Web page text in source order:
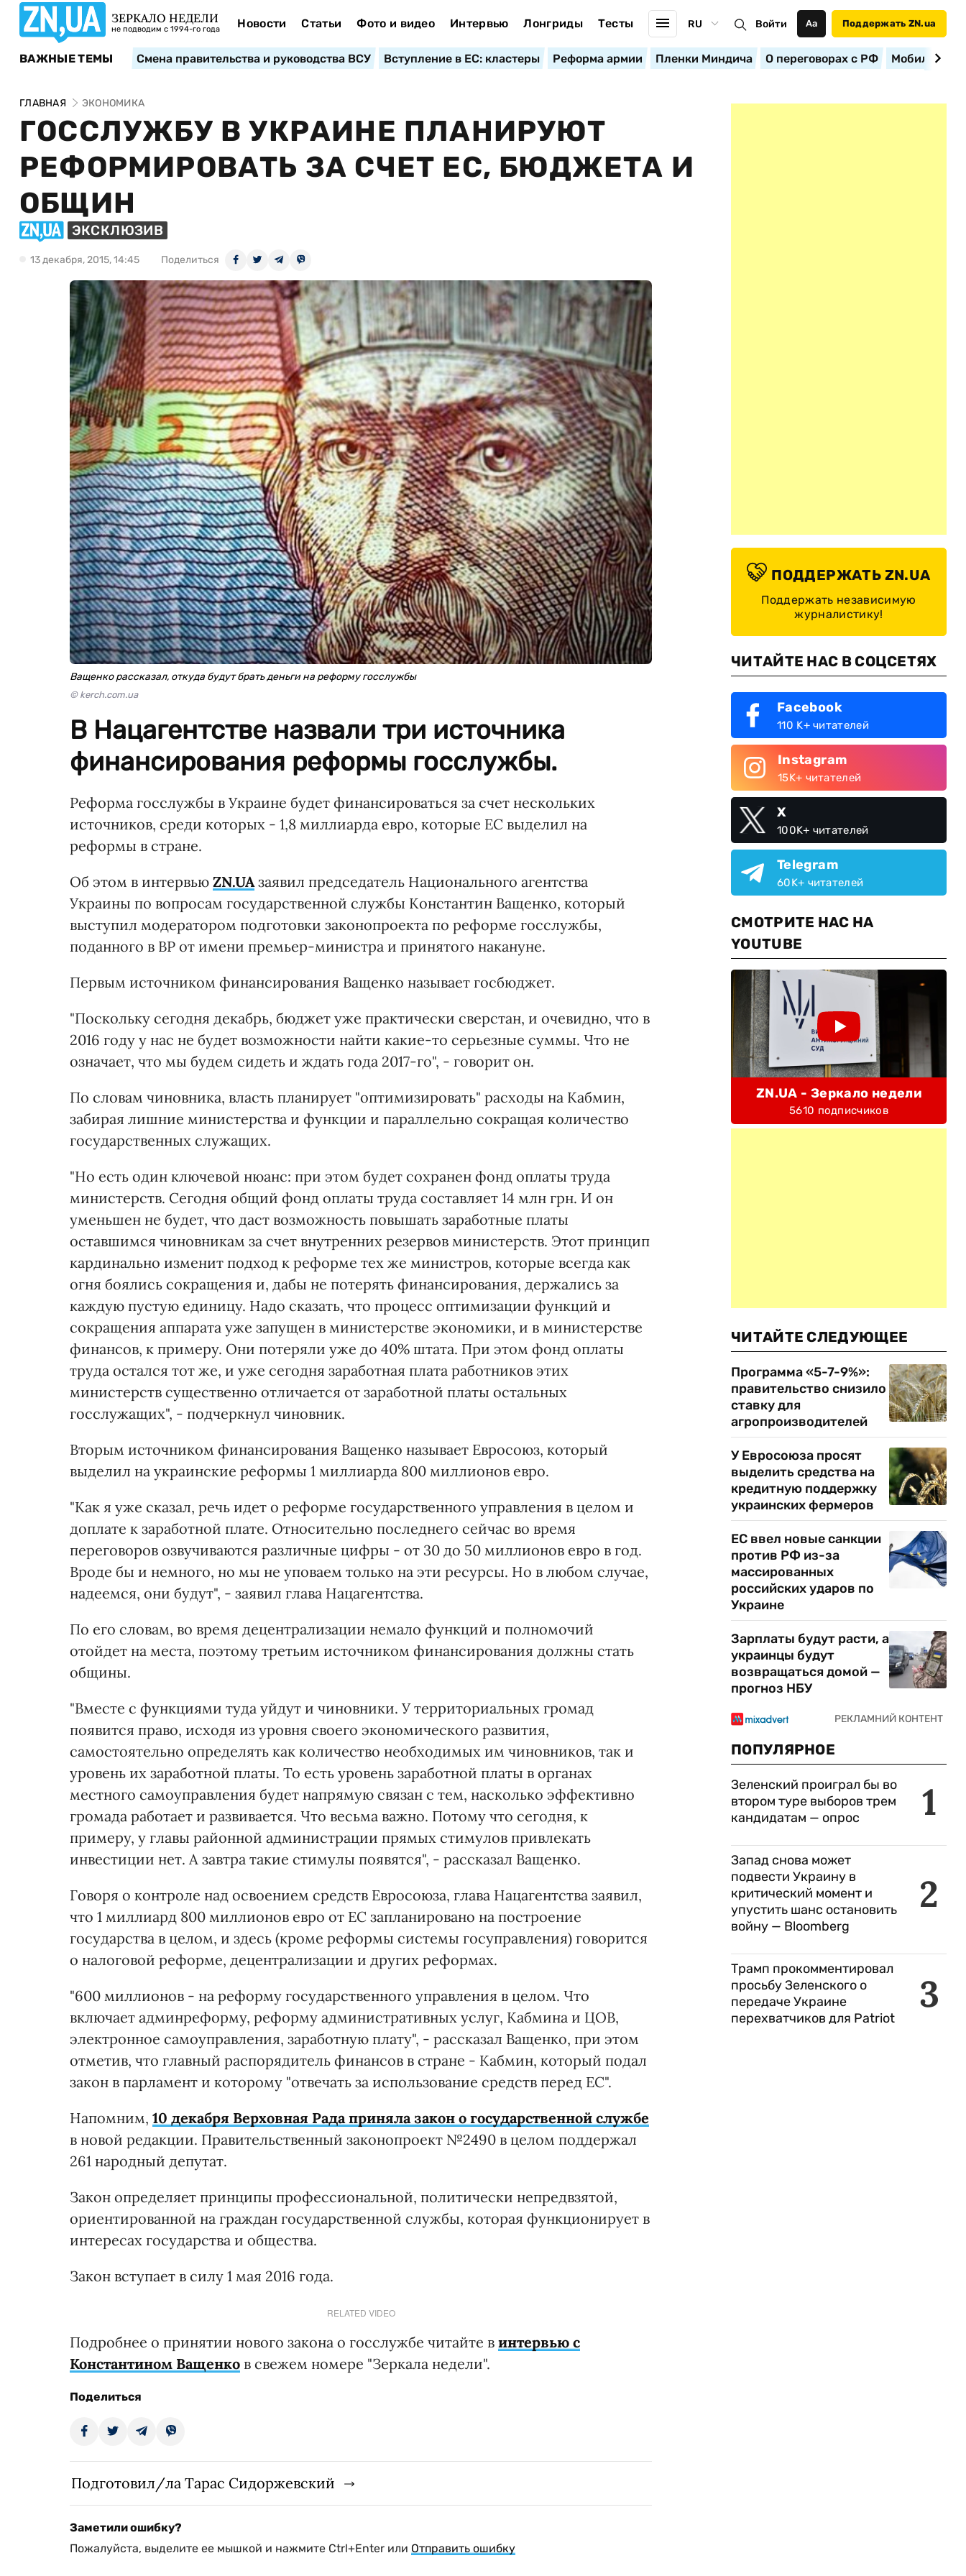
ЗЕРКАЛО НЕДЕЛИ
не подводим с 1994-го года Новости Статьи Фото и видео Интервью Лонгриды Тесты RU Войти Аа Поддержать ZN.ua
ВАЖНЫЕ ТЕМЫ Смена правительства и руководства ВСУ Вступление в ЕС: кластеры Реформа армии Пленки Миндича О переговорах с РФ
ГЛАВНАЯ ЭКОНОМИКА
ГОССЛУЖБУ В УКРАИНЕ ПЛАНИРУЮТ
РЕФОРМИРОВАТЬ ЗА СЧЕТ ЕС, БЮДЖЕТА И
ОБЩИН
ЭКСКЛЮЗИВ
13 декабря, 2015, 14:45 Поделиться
Ващенко рассказал, откуда будут брать деньги на реформу госслужбы
© kerch.com.ua
В Нацагентстве назвали три источника
финансирования реформы госслужбы.
Реформа госслужбы в Украине будет финансироваться за счет нескольких
источников, среди которых - 1,8 миллиарда евро, которые ЕС выделил на
реформы в стране.
Об этом в интервью ZN.UAзаявил председатель Национального агентства
Украины по вопросам государственной службы Константин Ващенко, который
выступил модератором подготовки законопроекта по реформе госслужбы,
поданного в ВР от имени премьер-министра и принятого накануне.
Первым источником финансирования Ващенко называет госбюджет.
"Поскольку сегодня декабрь, бюджет уже практически сверстан, и очевидно, что в
2016 году у нас не будет возможности найти какие-то серьезные суммы. Что не
означает, что мы будем сидеть и ждать года 2017-го", - говорит он.
По словам чиновника, власть планирует "оптимизировать" расходы на Кабмин,
забирая лишние министерства и функции и параллельно сокращая количество
государственных служащих.
"Но есть один ключевой нюанс: при этом будет сохранен фонд оплаты труда
министерств. Сегодня общий фонд оплаты труда составляет 14 млн грн. И он
уменьшен не будет, что даст возможность повышать заработные платы
оставшимся чиновникам за счет внутренних резервов министерств. Этот принцип
кардинально изменит подход к реформе тех же министров, которые всегда как
огня боялись сокращения и, дабы не потерять финансирования, держались за
каждую пустую единицу. Надо сказать, что процесс оптимизации функций и
сокращения аппарата уже запущен в министерстве экономики, и в министерстве
финансов, к примеру. Они потеряли уже до 40% штата. При этом фонд оплаты
труда остался тот же, и уже сегодня заработная плата работников этих
министерств существенно отличается от заработной платы остальных
госслужащих", - подчеркнул чиновник.
Вторым источником финансирования Ващенко называет Евросоюз, который
выделил на украинские реформы 1 миллиарда 800 миллионов евро.
"Как я уже сказал, речь идет о реформе государственного управления в целом и
доплате к заработной плате. Относительно последнего сейчас во время
переговоров озвучиваются различные цифры - от 30 до 50 миллионов евро в год.
Вроде бы и немного, но мы не уповаем только на эти ресурсы. Но в любом случае,
надеемся, они будут", - заявил глава Нацагентства.
По его словам, во время децентрализации немало функций и полномочий
отойдет на места, поэтому третьим источником финансирования должны стать
общины.
"Вместе с функциями туда уйдут и чиновники. У территориальных громад
появится право, исходя из уровня своего экономического развития,
самостоятельно определять как количество необходимых им чиновников, так и
уровень их заработной платы. То есть уровень заработной платы в органах
местного самоуправления будет напрямую связан с тем, насколько эффективно
громада работает и развивается. Что весьма важно. Потому что сегодня, к
примеру, у главы районной администрации прямых стимулов привлекать
инвестиции нет. А завтра такие стимулы появятся", - рассказал Ващенко.
Говоря о контроле над освоением средств Евросоюза, глава Нацагентства заявил,
что 1 миллиард 800 миллионов евро от ЕС запланировано на построение
государства в целом, и здесь (кроме реформы системы госуправления) говорится
о налоговой реформе, децентрализации и других реформах.
"600 миллионов - на реформу государственного управления в целом. Что
включает админреформу, реформу административных услуг, Кабмина и ЦОВ,
электронное самоуправления, заработную плату", - рассказал Ващенко, при этом
отметив, что главный распорядитель финансов в стране - Кабмин, который подал
закон в парламент и которому "отвечать за использование средств перед ЕС".
Напомним, 10 декабря Верховная Рада приняла закон о государственной службе
в новой редакции. Правительственный законопроект №2490 в целом поддержал
261 народный депутат.
Закон определяет принципы профессиональной, политически непредвзятой,
ориентированной на граждан государственной службы, которая функционирует в
интересах государства и общества.
Закон вступает в силу 1 мая 2016 года.
RELATED VIDEO
Подробнее о принятии нового закона о госслужбе читайте в интервью с
Константином Ващенко в свежем номере "Зеркала недели".
Поделиться
Подготовил/ла Тарас Сидоржевский
Заметили ошибку?
Пожалуйста, выделите ее мышкой и нажмите Ctrl+Enter или Отправить ошибку
ПОДДЕРЖАТЬ ZN.UA
Поддержать независимую
журналистику!
ЧИТАЙТЕ НАС В СОЦСЕТЯХ
Facebook
110 K+ читателей
Instagram
15K+ читателей
X
100K+ читателей
Telegram
60K+ читателей
СМОТРИТЕ НАС НА
YOUTUBE
ZN.UA - Зеркало недели
5610 подписчиков
ЧИТАЙТЕ СЛЕДУЮЩЕЕ
Программа «5-7-9%»:
правительство снизило
ставку для
агропроизводителей
У Евросоюза просят
выделить средства на
кредитную поддержку
украинских фермеров
ЕС ввел новые санкции
против РФ из-за
массированных
российских ударов по
Украине
Зарплаты будут расти, а
украинцы будут
возвращаться домой —
прогноз НБУ
ПОПУЛЯРНОЕ
1
Зеленский проиграл бы во
втором туре выборов трем
кандидатам — опрос
2
Запад снова может
подвести Украину в
критический момент и
упустить шанс остановить
войну — Bloomberg
3
Трамп прокомментировал
просьбу Зеленского о
передаче Украине
перехватчиков для Patriot